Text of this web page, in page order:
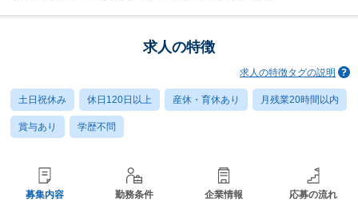
求人の特徴
求人の特徴タグの説明
土日祝休み 休日120日以上 産休・育休あり 月残業20時間以内
賞与あり 学歴不問
募集内容 勤務条件 企業情報 応募の流れ